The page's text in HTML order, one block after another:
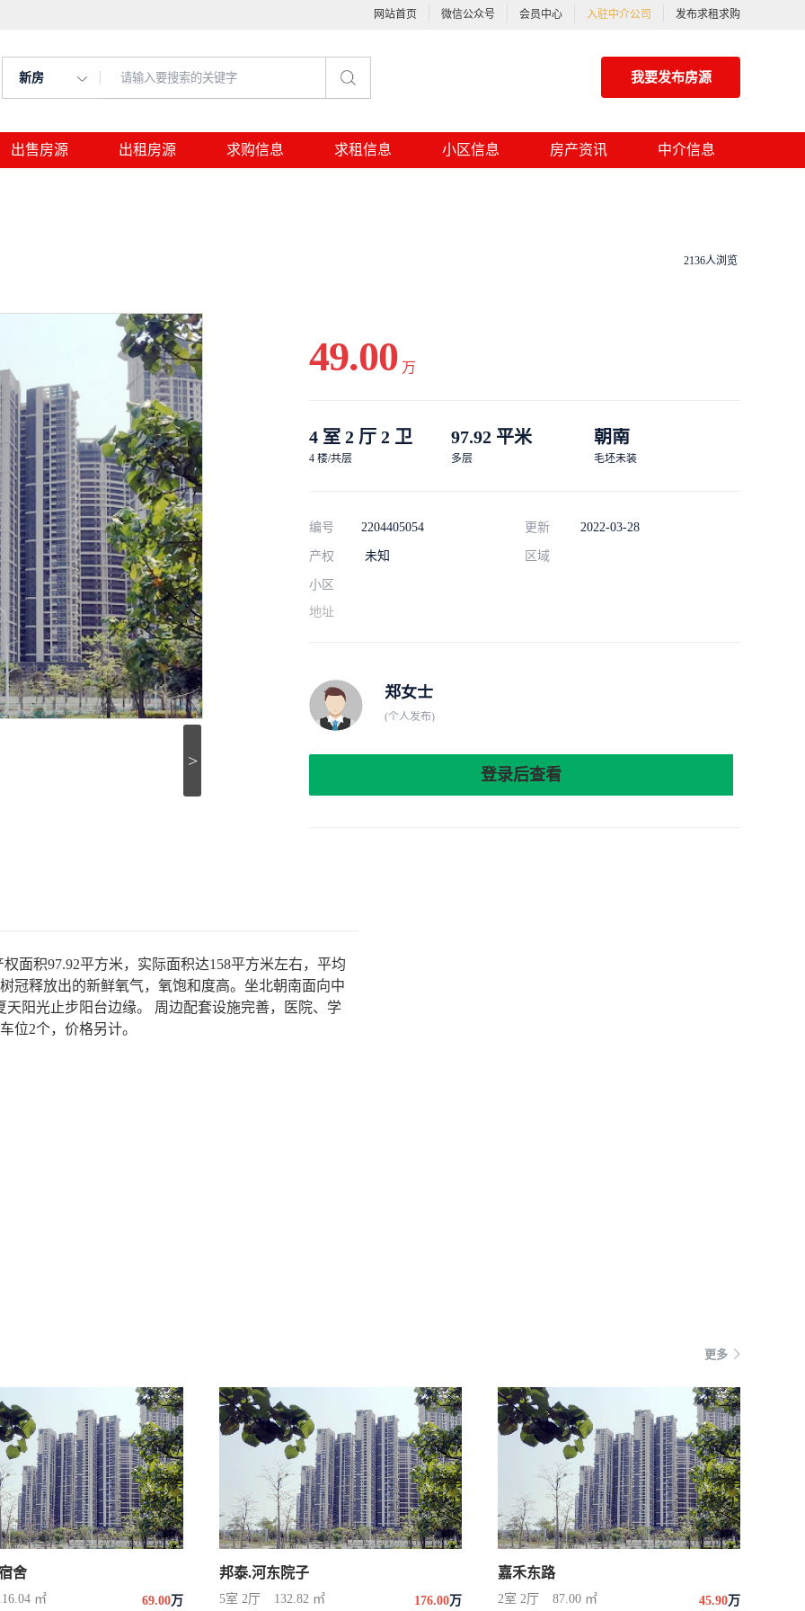
网站首页 微信公众号 会员中心 入驻中介公司 发布求租求购
新房 我要发布房源
出售房源 出租房源 求购信息 求租信息 小区信息 房产资讯 中介信息
2136人浏览
>
49.00 万
4 室 2 厅 2 卫
4 楼/共层
97.92 平米
多层
朝南
毛坯未装
编号 2204405054 更新 2022-03-28
产权 未知 区域
小区
地址
郑女士
(个人发布)
登录后查看
面积97.92平方米，实际面积达158平方米左右，平均
冠释放出的新鲜氧气，氧饱和度高。坐北朝南面向中
阳光止步阳台边缘。 周边配套设施完善，医院、学
位2个，价格另计。
更多
舍
㎡ 69.00万
邦泰.河东院子
5室 2厅 132.82 ㎡ 176.00万
嘉禾东路
2室 2厅 87.00 ㎡ 45.90万